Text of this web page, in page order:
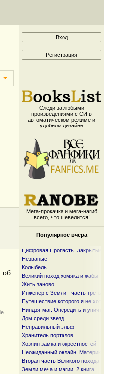
об
Следи за любыми
произведениями с СИ в
автоматическом режиме и
удобном дизайне
Мега-прокачка и мега-нагиб
всего, что шевелится!
Популярное вчера
Цифровая Пропасть. Закрытые
Незваные
Колыбель
Великий поход хомяка и жабы
Жить заново
Инженер с Земли - часть третья
Путешествие которого я не хотел
Ниндзя-маг. Опередить и уничтожить
Дом среди звезд
Неправильный эльф
Хранитель порталов
Хозяин замка и окрестностей
Неожиданный онлайн. Материк.
Вторая часть Великого похода. От
Земли меча и магии. 2 книга